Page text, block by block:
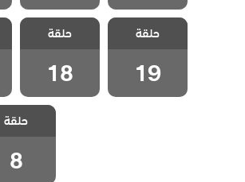
مسلسل علي رضا
الحلقة 19
حلقة
19
مسلسل علي رضا
الحلقة 18
حلقة
18
مسلسل
الحلقة 8
حلقة
8